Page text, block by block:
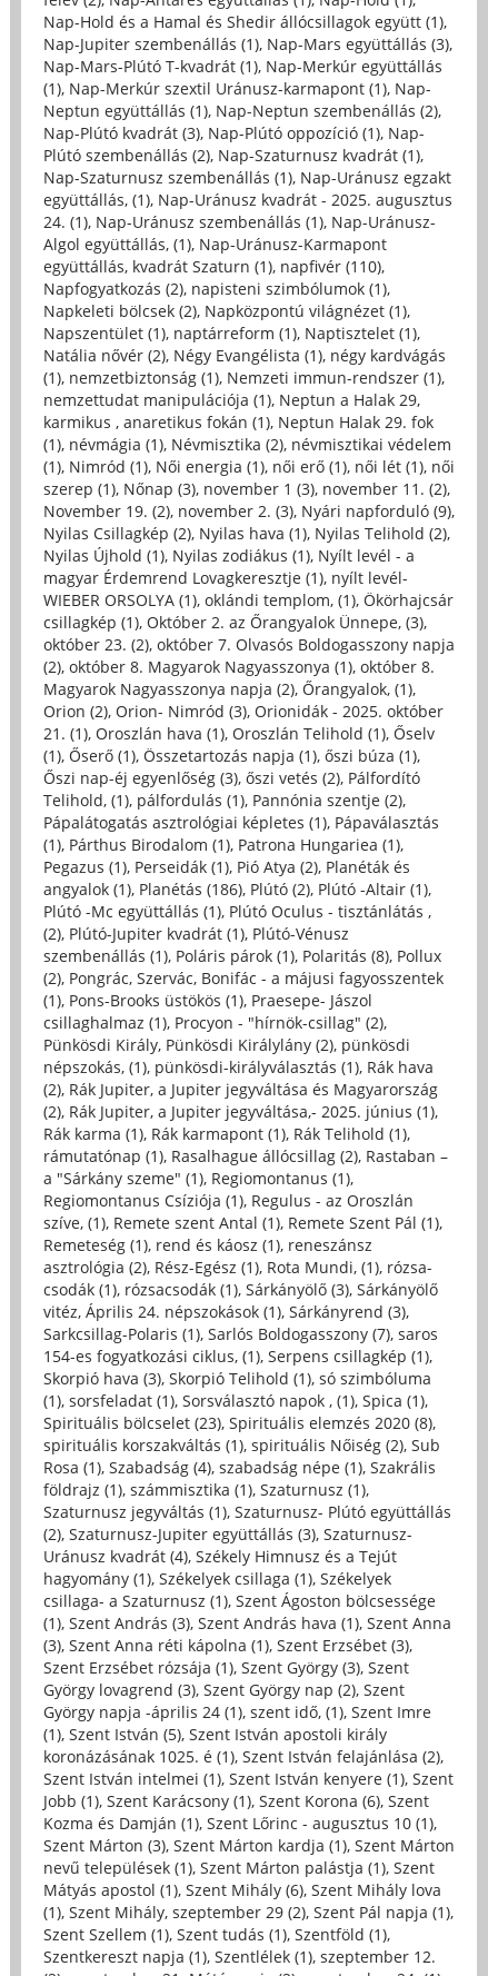
Nap-Hold és a Hamal és Shedir állócsillagok együtt (1),
Nap-Jupiter szembenállás (1), Nap-Mars együttállás (3),
Nap-Mars-Plútó T-kvadrát (1), Nap-Merkúr együttállás
(1), Nap-Merkúr szextil Uránusz-karmapont (1), Nap-
Neptun együttállás (1), Nap-Neptun szembenállás (2),
Nap-Plútó kvadrát (3), Nap-Plútó oppozíció (1), Nap-
Plútó szembenállás (2), Nap-Szaturnusz kvadrát (1),
Nap-Szaturnusz szembenállás (1), Nap-Uránusz egzakt
együttállás, (1), Nap-Uránusz kvadrát - 2025. augusztus
24. (1), Nap-Uránusz szembenállás (1), Nap-Uránusz-
Algol együttállás, (1), Nap-Uránusz-Karmapont
együttállás, kvadrát Szaturn (1), napfivér (110),
Napfogyatkozás (2), napisteni szimbólumok (1),
Napkeleti bölcsek (2), Napközpontú világnézet (1),
Napszentület (1), naptárreform (1), Naptisztelet (1),
Natália nővér (2), Négy Evangélista (1), négy kardvágás
(1), nemzetbiztonság (1), Nemzeti immun-rendszer (1),
nemzettudat manipulációja (1), Neptun a Halak 29,
karmikus , anaretikus fokán (1), Neptun Halak 29. fok
(1), névmágia (1), Névmisztika (2), névmisztikai védelem
(1), Nimród (1), Női energia (1), női erő (1), női lét (1), női
szerep (1), Nőnap (3), november 1 (3), november 11. (2),
November 19. (2), november 2. (3), Nyári napforduló (9),
Nyilas Csillagkép (2), Nyilas hava (1), Nyilas Telihold (2),
Nyilas Újhold (1), Nyilas zodiákus (1), Nyílt levél - a
magyar Érdemrend Lovagkeresztje (1), nyílt levél-
WIEBER ORSOLYA (1), oklándi templom, (1), Ökörhajcsár
csillagkép (1), Október 2. az Őrangyalok Ünnepe, (3),
október 23. (2), október 7. Olvasós Boldogasszony napja
(2), október 8. Magyarok Nagyasszonya (1), október 8.
Magyarok Nagyasszonya napja (2), Őrangyalok, (1),
Orion (2), Orion- Nimród (3), Orionidák - 2025. október
21. (1), Oroszlán hava (1), Oroszlán Telihold (1), Őselv
(1), Őserő (1), Összetartozás napja (1), őszi búza (1),
Őszi nap-éj egyenlőség (3), őszi vetés (2), Pálfordító
Telihold, (1), pálfordulás (1), Pannónia szentje (2),
Pápalátogatás asztrológiai képletes (1), Pápaválasztás
(1), Párthus Birodalom (1), Patrona Hungariea (1),
Pegazus (1), Perseidák (1), Pió Atya (2), Planéták és
angyalok (1), Planétás (186), Plútó (2), Plútó -Altair (1),
Plútó -Mc együttállás (1), Plútó Oculus - tisztánlátás ,
(2), Plútó-Jupiter kvadrát (1), Plútó-Vénusz
szembenállás (1), Poláris párok (1), Polaritás (8), Pollux
(2), Pongrác, Szervác, Bonifác - a májusi fagyosszentek
(1), Pons-Brooks üstökös (1), Praesepe- Jászol
csillaghalmaz (1), Procyon - "hírnök-csillag" (2),
Pünkösdi Király, Pünkösdi Királylány (2), pünkösdi
népszokás, (1), pünkösdi-királyválasztás (1), Rák hava
(2), Rák Jupiter, a Jupiter jegyváltása és Magyarország
(2), Rák Jupiter, a Jupiter jegyváltása,- 2025. június (1),
Rák karma (1), Rák karmapont (1), Rák Telihold (1),
rámutatónap (1), Rasalhague állócsillag (2), Rastaban –
a "Sárkány szeme" (1), Regiomontanus (1),
Regiomontanus Csíziója (1), Regulus - az Oroszlán
szíve, (1), Remete szent Antal (1), Remete Szent Pál (1),
Remeteség (1), rend és káosz (1), reneszánsz
asztrológia (2), Rész-Egész (1), Rota Mundi, (1), rózsa-
csodák (1), rózsacsodák (1), Sárkányölő (3), Sárkányölő
vitéz, Április 24. népszokások (1), Sárkányrend (3),
Sarkcsillag-Polaris (1), Sarlós Boldogasszony (7), saros
154-es fogyatkozási ciklus, (1), Serpens csillagkép (1),
Skorpió hava (3), Skorpió Telihold (1), só szimbóluma
(1), sorsfeladat (1), Sorsválasztó napok , (1), Spica (1),
Spirituális bölcselet (23), Spirituális elemzés 2020 (8),
spirituális korszakváltás (1), spirituális Nőiség (2), Sub
Rosa (1), Szabadság (4), szabadság népe (1), Szakrális
földrajz (1), számmisztika (1), Szaturnusz (1),
Szaturnusz jegyváltás (1), Szaturnusz- Plútó együttállás
(2), Szaturnusz-Jupiter együttállás (3), Szaturnusz-
Uránusz kvadrát (4), Székely Himnusz és a Tejút
hagyomány (1), Székelyek csillaga (1), Székelyek
csillaga- a Szaturnusz (1), Szent Ágoston bölcsessége
(1), Szent András (3), Szent András hava (1), Szent Anna
(3), Szent Anna réti kápolna (1), Szent Erzsébet (3),
Szent Erzsébet rózsája (1), Szent György (3), Szent
György lovagrend (3), Szent György nap (2), Szent
György napja -április 24 (1), szent idő, (1), Szent Imre
(1), Szent István (5), Szent István apostoli király
koronázásának 1025. é (1), Szent István felajánlása (2),
Szent István intelmei (1), Szent István kenyere (1), Szent
Jobb (1), Szent Karácsony (1), Szent Korona (6), Szent
Kozma és Damján (1), Szent Lőrinc - augusztus 10 (1),
Szent Márton (3), Szent Márton kardja (1), Szent Márton
nevű települések (1), Szent Márton palástja (1), Szent
Mátyás apostol (1), Szent Mihály (6), Szent Mihály lova
(1), Szent Mihály, szeptember 29 (2), Szent Pál napja (1),
Szent Szellem (1), Szent tudás (1), Szentföld (1),
Szentkereszt napja (1), Szentlélek (1), szeptember 12.